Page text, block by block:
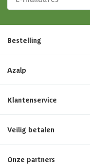
Bestelling
Azalp
Klantenservice
Veilig betalen
Onze partners